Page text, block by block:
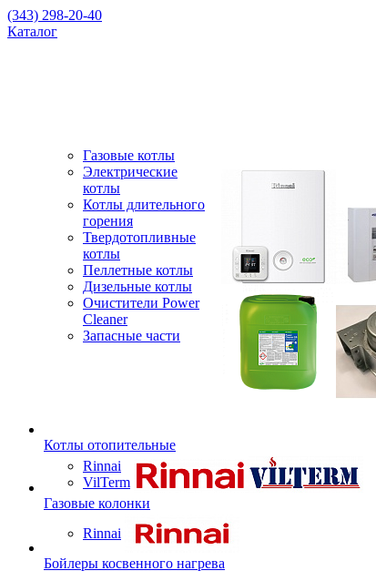
(343) 298-20-40
Каталог
Газовые котлы
Электрические
котлы
Котлы длительного
горения
Твердотопливные
котлы
Пеллетные котлы
Дизельные котлы
Очистители Power
Cleaner
Запасные части
Котлы отопительные
Rinnai
VilTerm
Газовые колонки
Rinnai
Бойлеры косвенного нагрева